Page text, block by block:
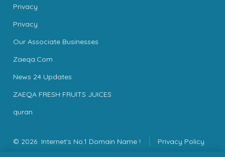
Privacy
Privacy
Our Associate Businesses
Zaeqa.Com
News 24 Updates
ZAEQA FRESH FRUITS JUICES
quran
© 2026 Internet's No.1 Domain Name ! Privacy Policy